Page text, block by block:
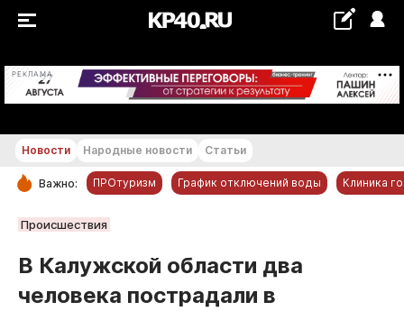
РЕКЛАМА +21...+22 °С
РУБРИКИ
Новости компаний
Статьи
Новости Народные новости Статьи
Важно: ПРОтуризм График отключений воды Клиника
Происшествия
В Калужской области два
человека пострадали в